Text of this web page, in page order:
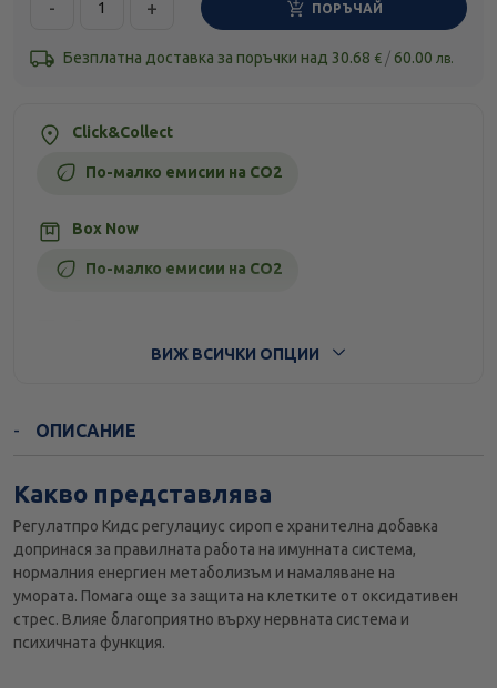
- + ПОРЪЧАЙ
Безплатна доставка за поръчки над 30.68 € / 60.00 лв.
Click&Collect
По-малко емисии на CO2
Box Now
По-малко емисии на CO2
ВИЖ ВСИЧКИ ОПЦИИ
ОПИСАНИЕ
Какво представлява
Регулатпро Кидс регулациус сироп е хранителна добавка
допринася за правилната работа на имунната система,
нормалния енергиен метаболизъм и намаляване на
умората. Помага още за защита на клетките от оксидативен
стрес. Влияе благоприятно върху нервната система и
психичната функция.